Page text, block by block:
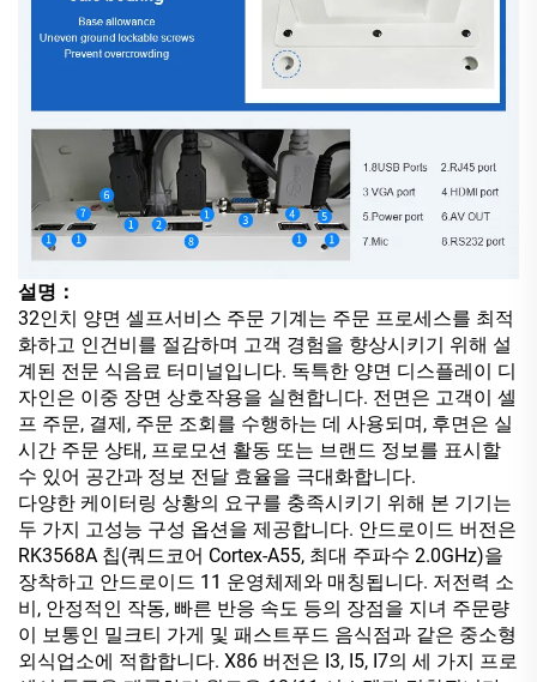
설명：
32인치 양면 셀프서비스 주문 기계는 주문 프로세스를 최적
화하고 인건비를 절감하며 고객 경험을 향상시키기 위해 설
계된 전문 식음료 터미널입니다. 독특한 양면 디스플레이 디
자인은 이중 장면 상호작용을 실현합니다. 전면은 고객이 셀
프 주문, 결제, 주문 조회를 수행하는 데 사용되며, 후면은 실
시간 주문 상태, 프로모션 활동 또는 브랜드 정보를 표시할
수 있어 공간과 정보 전달 효율을 극대화합니다.
다양한 케이터링 상황의 요구를 충족시키기 위해 본 기기는
두 가지 고성능 구성 옵션을 제공합니다. 안드로이드 버전은
RK3568A 칩(쿼드코어 Cortex-A55, 최대 주파수 2.0GHz)을
장착하고 안드로이드 11 운영체제와 매칭됩니다. 저전력 소
비, 안정적인 작동, 빠른 반응 속도 등의 장점을 지녀 주문량
이 보통인 밀크티 가게 및 패스트푸드 음식점과 같은 중소형
외식업소에 적합합니다. X86 버전은 I3, I5, I7의 세 가지 프로